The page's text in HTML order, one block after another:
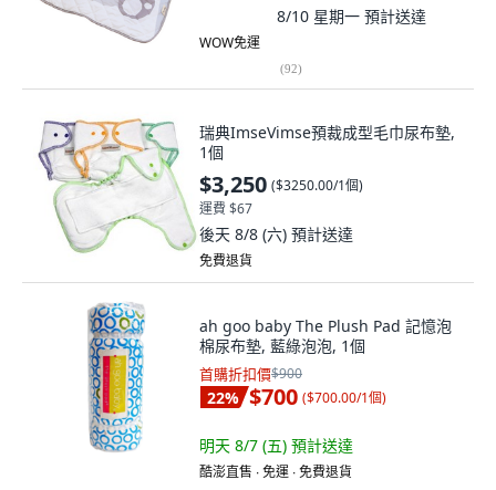
8/10 星期一 預計送達
WOW免運
(92)
瑞典ImseVimse預裁成型毛巾尿布墊,
1個
$3,250 ($3250.00/1個)
運費 $67
後天 8/8 (六) 預計送達
免費退貨
ah goo baby The Plush Pad 記憶泡
棉尿布墊, 藍綠泡泡, 1個
首購折扣價$900
22% $700 ($700.00/1個)
明天 8/7 (五) 預計送達
酷澎直售 ∙ 免運 ∙ 免費退貨